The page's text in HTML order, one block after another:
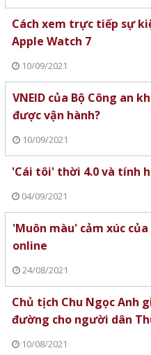
Cách xem trực tiếp sự
Apple Watch 7
10/09/2021
VNEID của Bộ Công an
được vận hành?
10/09/2021
'Cái tôi' thời 4.0 và tính
04/09/2021
'Muôn màu' cảm xúc
online
24/08/2021
Chủ tịch Chu Ngọc Anh
đường cho người dân
10/08/2021